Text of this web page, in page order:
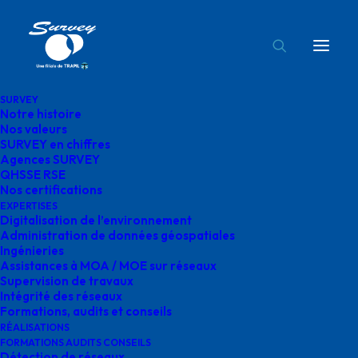
SURVEY
Notre histoire
Nos valeurs
SURVEY en chiffres
Agences SURVEY
QHSSE RSE
Nos certifications
EXPERTISES
Digitalisation de l’environnement
Administration de données géospatiales
Ingénieries
Assistances à MOA / MOE sur réseaux
Supervision de travaux
Intégrité des réseaux
Formations, audits et conseils
RÉALISATIONS
FORMATIONS AUDITS CONSEILS
SDEY
février 17, 2025 | Byo.bensoussan@gegg.fr